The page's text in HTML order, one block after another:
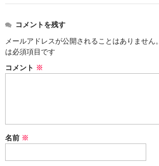
キャラクター
ゆもみちゃん
スイーツ
コメントを残す
メールアドレスが公開されることはありません。
は必須項目です
コメント ※
名前 ※